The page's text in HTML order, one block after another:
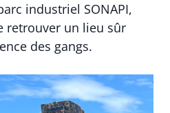
industriel SONAPI,
retrouver un lieu sûr
des gangs.